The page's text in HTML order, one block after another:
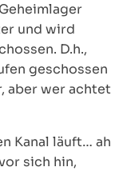
und wird
D.h.,
geschossen
aber wer achtet
Kanal läuft… ah
sich hin,